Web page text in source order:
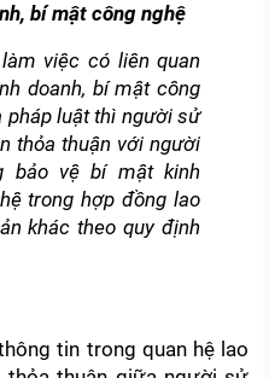
bí mật công nghệ
việc có liên quan
doanh, bí mật công
pháp luật thì người sử
thỏa thuận với người
bảo vệ bí mật kinh
trong hợp đồng lao
khác theo quy định
tin trong quan hệ lao